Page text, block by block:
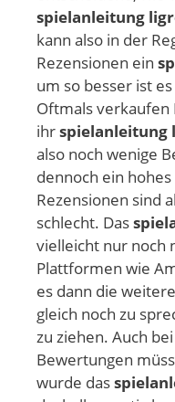
spielanleitung
kann also in der
Rezensionen ein
um so besser ist
Oftmals
ihrspielanleitung
also noch wenige
dennoch ein
Rezensionen sind
schlecht. Das
vielleicht nur noch
Plattformen wie
es dann die
gleich noch zu
zu ziehen. Auch
Bewertungen
wurde das